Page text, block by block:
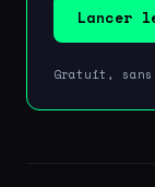
Lancer
Gratuit,